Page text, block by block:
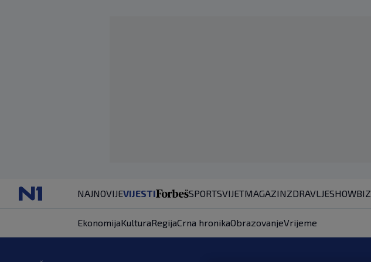
NAJNOVIJEVIJESTI SPORTSVIJETMAGAZINZDRAVLJESHOWBIZ
EkonomijaKulturaRegijaCrna hronikaObrazovanjeVrijeme